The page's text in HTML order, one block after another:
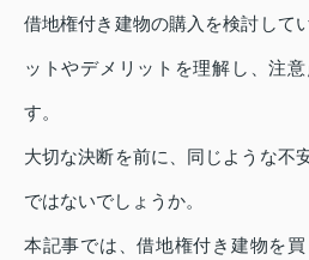
借地権付き建物の購入を検討して
ットやデメリットを理解し、注
す。
大切な決断を前に、同じような不
ではないでしょうか。
本記事では、借地権付き建物を